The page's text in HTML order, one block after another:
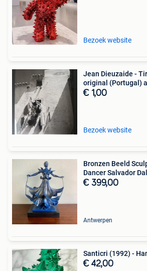
Bezoek website
Jean Dieuzaide -
original (Portugal)
€ 1,00
Bezoek website
Bronzen Beeld
Dancer Salvador
€ 399,00
Antwerpen
Santicri (1992) -
€ 42,00